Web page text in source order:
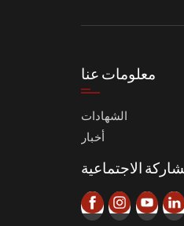
معلومات عنا
الشهادات
أخبار